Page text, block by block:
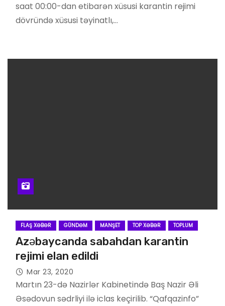
saat 00:00-dan etibarən xüsusi karantin rejimi
dövründə xüsusi təyinatlı,…
FLAŞ XƏBƏR GÜNDƏM MANŞET TOP XƏBƏR TOPLUM
Azəbaycanda sabahdan karantin
rejimi elan edildi
Mar 23, 2020
Martın 23-də Nazirlər Kabinetində Baş Nazir Əli
Əsədovun sədrliyi ilə iclas keçirilib. “Qafqazinfo”